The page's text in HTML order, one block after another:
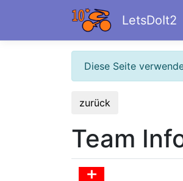
LetsDoIt2
Diese Seite
zurück
Team